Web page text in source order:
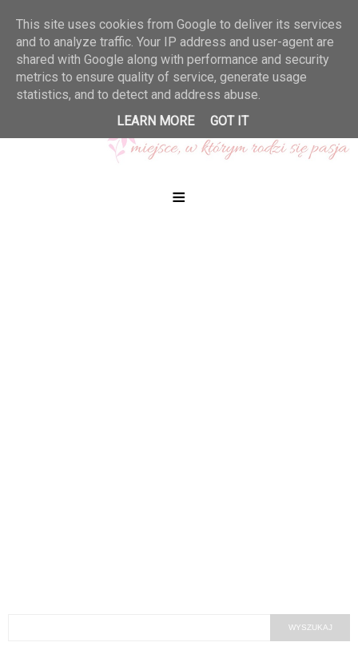
≡
This site uses cookies from Google to deliver its services
and to analyze traffic. Your IP address and user-agent are
shared with Google along with performance and security
metrics to ensure quality of service, generate usage
statistics, and to detect and address abuse.
LEARN MORE
GOT IT